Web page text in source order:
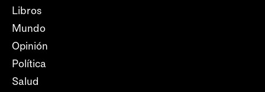
Libros
Mundo
Opinión
Política
Salud